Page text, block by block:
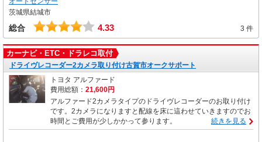
茨城県結城市
総合 4.33 3 件
カーナビ・ETC・ドラレコ取付
ドライヴレコーダー2カメラ取り付け古賀市オークサポート
トヨタ アルファード
費用総額： 21,600円
アルファード2カメラタイプのドライヴレコーダーのお取り付け
です。2カメラになりますと配線を床に這わせていきますのでお
時間とご費用が少しかかって参ります。
続きを見る